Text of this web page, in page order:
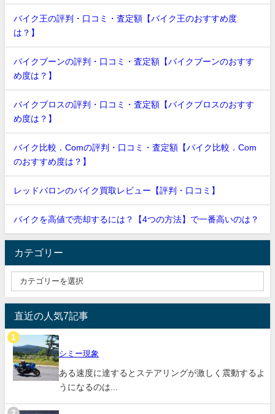
バイク王の評判・口コミ・査定額【バイク王のおすすめ度
は？】
バイクブーンの評判・口コミ・査定額【バイクブーンのおすす
め度は？】
バイクブロスの評判・口コミ・査定額【バイクブロスのおすす
め度は？】
バイク比較．Comの評判・口コミ・査定額【バイク比較．Com
のおすすめ度は？】
レッドバロンのバイク買取レビュー【評判・口コミ】
バイクを高値で売却するには？【4つの方法】で一番高いのは？
カテゴリー
直近の人気7記事
シミー現象
ある速度に達するとステアリングが激しく震動するよ
うになるのは...